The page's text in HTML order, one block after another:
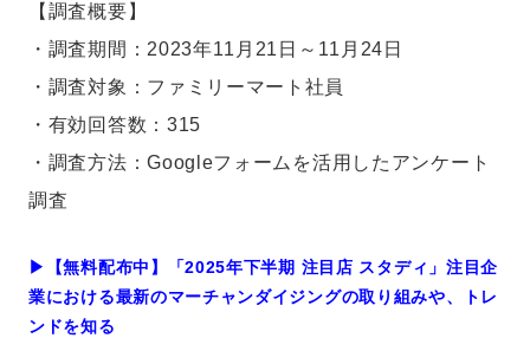
【調査概要】
・調査期間：2023年11月21日～11月24日
・調査対象：ファミリーマート社員
・有効回答数：315
・調査方法：Googleフォームを活用したアンケート
調査
▶︎【無料配布中】「2025年下半期 注目店 スタディ」注目企
業における最新のマーチャンダイジングの取り組みや、トレ
ンドを知る